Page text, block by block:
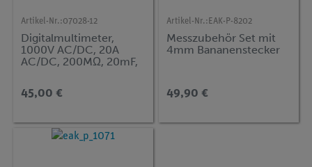
Artikel-Nr.:07028-12
Digitalmultimeter,
1000V AC/DC, 20A
AC/DC, 200MΩ, 20mF,
45,00 €
Artikel-Nr.: EAK-P-8202
Messzubehör Set mit
4mm Bananenstecker
49,90 €